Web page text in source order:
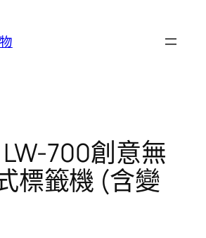
LW-700創意無
標籤機 (含變